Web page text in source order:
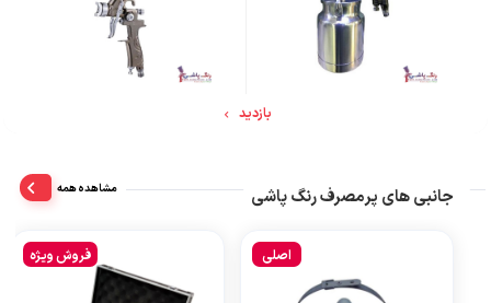
بازدید
جانبی های پرمصرف رنگ پاشی مشاهده همه
اصلی فروش ویژه